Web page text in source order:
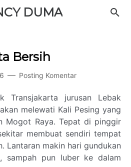
DUMA
Bersih
Posting Komentar
Transjakarta jurusan Lebak
melewati Kali Pesing yang
Mogot Raya. Tepat di pinggir
membuat sendiri tempat
Lantaran makin hari gundukan
sampah pun luber ke dalam